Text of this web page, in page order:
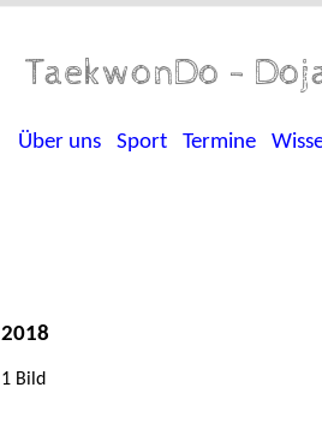
TaekwonDo -
Über uns Sport Termine
2018
1 Bild